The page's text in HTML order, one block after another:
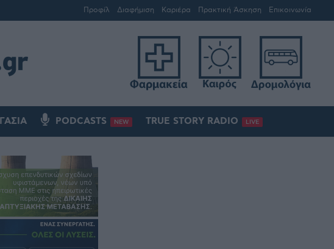
Προφίλ Διαφήμιση Καριέρα Πρακτική Άσκηση Επικοινωνία
PODCASTS NEW TRUE STORY RADIO LIVE